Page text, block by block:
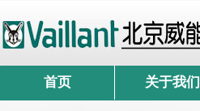
首页 关于我们